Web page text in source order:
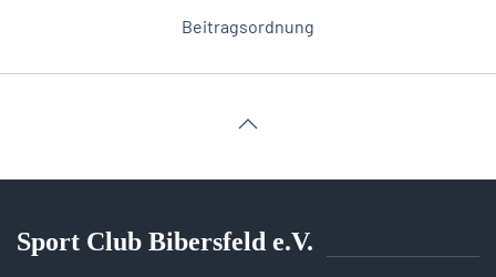
Beitragsordnung
Sport Club Bibersfeld e.V.